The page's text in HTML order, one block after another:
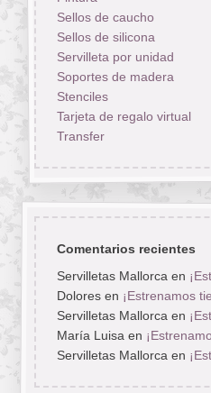
Sellos de caucho
Sellos de silicona
Servilleta por unidad
Soportes de madera
Stenciles
Tarjeta de regalo virtual
Transfer
Comentarios recientes
Servilletas Mallorcaen
Doloresen ¡Estrenamos
Servilletas Mallorcaen
María Luisaen
Servilletas Mallorcaen